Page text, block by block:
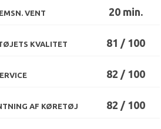
VENT 20 min.
KVALITET 81 / 100
82 / 100
AF KØRETØJ 82 / 100